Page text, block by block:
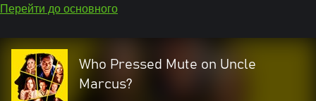
Перейти до основного
Who Pressed Mute on Uncle
Marcus?